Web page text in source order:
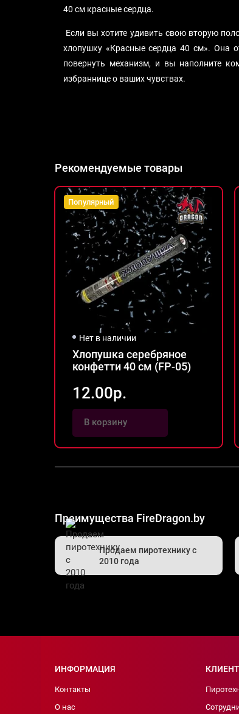
40 см красные сердца.
Если вы хотите удивить свою вторую
хлопушку «Красные сердца 40 см». Она
повернуть механизм, и вы наполните
избраннице о ваших чувствах.
Рекомендуемые товары
Популярный
Нет в наличии
Хлопушка серебряное
конфетти 40 см (FP-05)
12.00р.
В корзину
Преимущества FireDragon.by
Продаем пиротехнику с
2010 года
ИНФОРМАЦИЯ
Контакты
О нас